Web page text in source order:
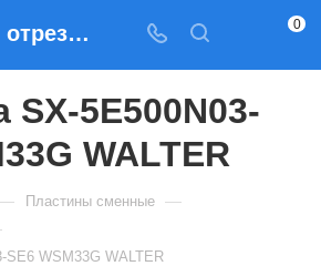
Пластины отрезные Пластина SX-5E500N03-SE6 WSM33G WALTER — купить по выгодным ценам в Москве 0
SX-5E500N03-
WALTER
Пластины сменные —
SE6 WSM33G WALTER